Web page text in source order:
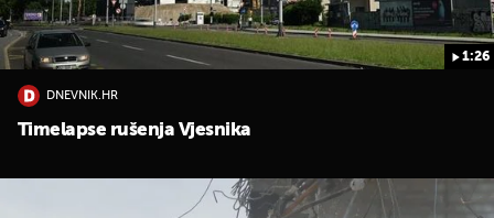
1:26
DNEVNIK.HR
Timelapse rušenja Vjesnika